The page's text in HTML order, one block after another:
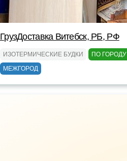
ГрузДоставка Витебск, РБ, РФ
ИЗОТЕРМИЧЕСКИЕ БУДКИ
ПО ГОРОДУ
МЕЖГОРОД